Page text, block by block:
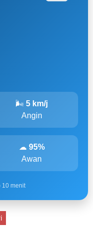
🌬5 km/j
Angin
☁ 95%
Awan
10 menit